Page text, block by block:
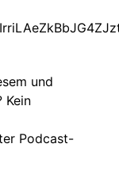
und
Kein
Podcast-